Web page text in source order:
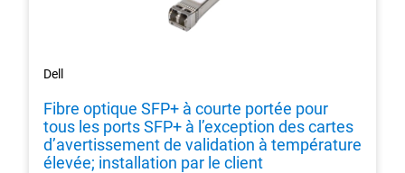
Dell
Fibre optique SFP+ à courte portée pour
tous les ports SFP+ à l’exception des cartes
d’avertissement de validation à température
élevée; installation par le client